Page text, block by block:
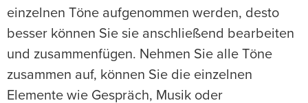
einzelnen Töne aufgenommen werden, desto
besser können Sie sie anschließend bearbeiten
und zusammenfügen. Nehmen Sie alle Töne
zusammen auf, können Sie die einzelnen
Elemente wie Gespräch, Musik oder